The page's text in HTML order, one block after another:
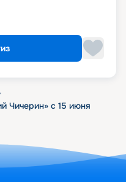
Чичерин» с 15 июня